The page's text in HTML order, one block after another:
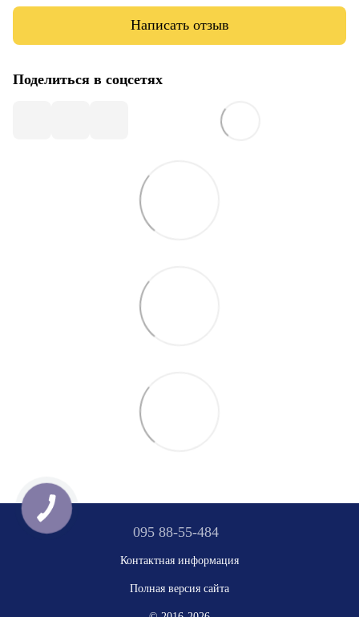
Написать отзыв
Поделиться в соцсетях
095 88-55-484
Контактная информация
Полная версия сайта